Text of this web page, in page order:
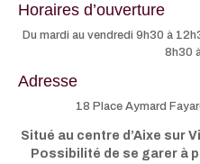
Horaires d’ouverture
Du mardi au vendredi 9h30 à
8h30
Adresse
18 Place Aymard
Situé au centre d’Aixe sur
Possibilité de se garer à